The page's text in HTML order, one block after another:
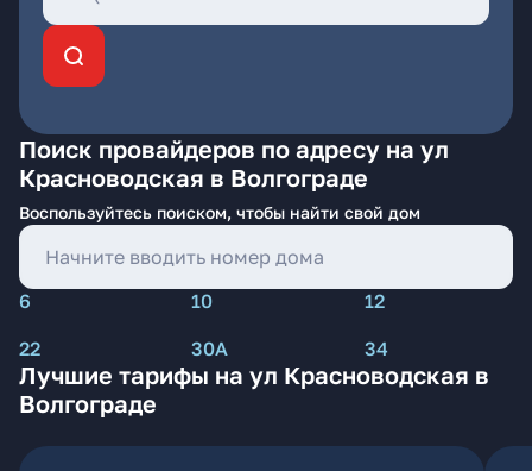
Поиск провайдеров по адресу на ул
Красноводская в Волгограде
Воспользуйтесь поиском, чтобы найти свой дом
6 10
12
22
30А 34
Лучшие тарифы на ул Красноводская в
Волгограде